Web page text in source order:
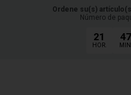
Ordene su(s)
Número de
21
HOR.
47